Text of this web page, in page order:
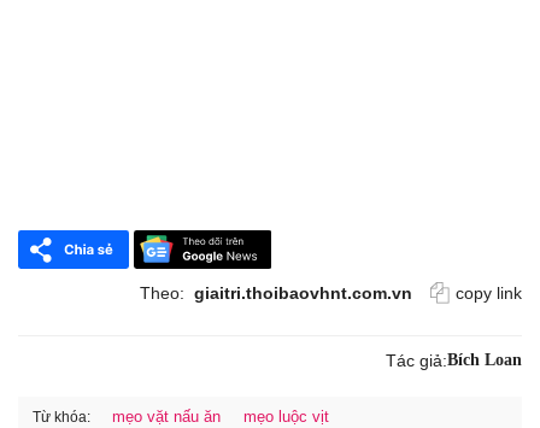
Theo: giaitri.thoibaovhnt.com.vn copy link
Tác giả:Bích Loan
Từ khóa: mẹo vặt nấu ăn mẹo luộc vịt